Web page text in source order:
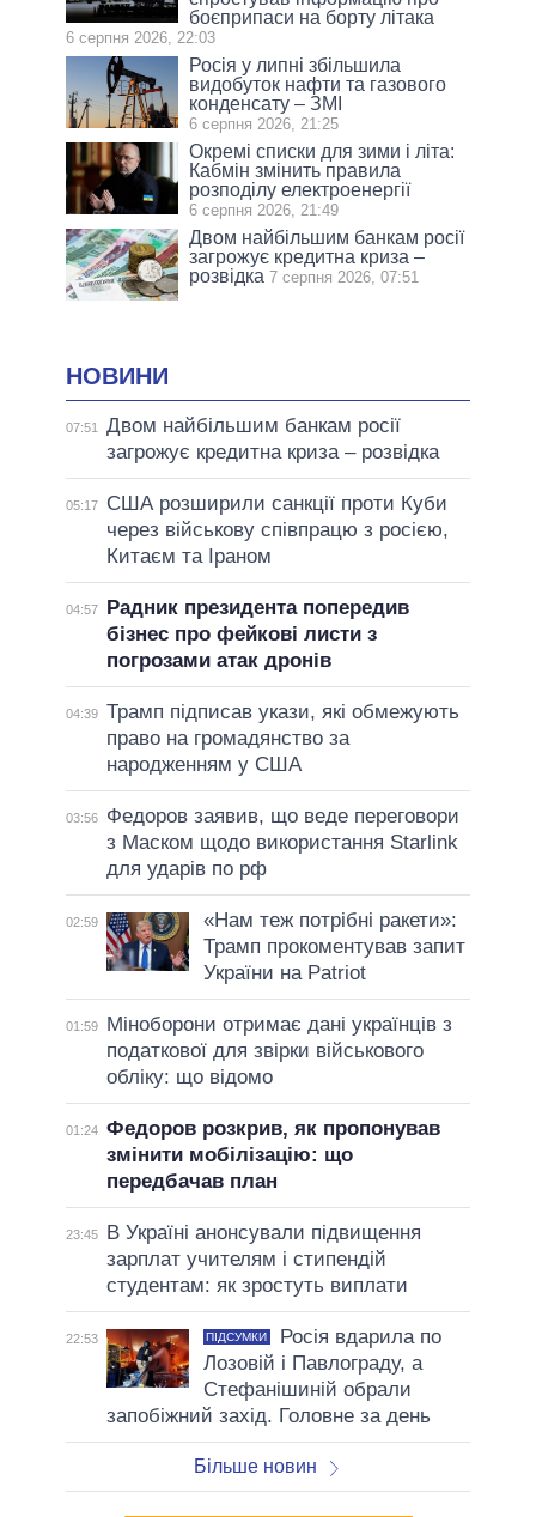
боєприпаси на борту літака
6 серпня 2026, 22:03
Росія у липні збільшила
видобуток нафти та газового
конденсату – ЗМІ
6 серпня 2026, 21:25
Окремі списки для зими і літа:
Кабмін змінить правила
розподілу електроенергії
6 серпня 2026, 21:49
Двом найбільшим банкам росії
загрожує кредитна криза –
розвідка 7 серпня 2026, 07:51
НОВИНИ
07:51
Двом найбільшим банкам росії
загрожує кредитна криза – розвідка
05:17
США розширили санкції проти Куби
через військову співпрацю з росією,
Китаєм та Іраном
04:57
Радник президента попередив
бізнес про фейкові листи з
погрозами атак дронів
04:39 Трамп підписав укази, які обмежують
право на громадянство за
народженням у США
03:56
Федоров заявив, що веде переговори
з Маском щодо використання Starlink
для ударів по рф
02:59
«Нам теж потрібні ракети»:
Трамп прокоментував запит
України на Patriot
01:59
Міноборони отримає дані українців з
податкової для звірки військового
обліку: що відомо
01:24 Федоров розкрив, як пропонував
змінити мобілізацію: що
передбачав план
23:45
В Україні анонсували підвищення
зарплат учителям і стипендій
студентам: як зростуть виплати
22:53 ПІДСУМКИ
Росія вдарила по
Лозовій і Павлограду, а
Стефанішиній обрали
запобіжний захід. Головне за день
Більше новин